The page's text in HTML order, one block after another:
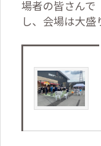
場者の皆さん
し、会場は大盛